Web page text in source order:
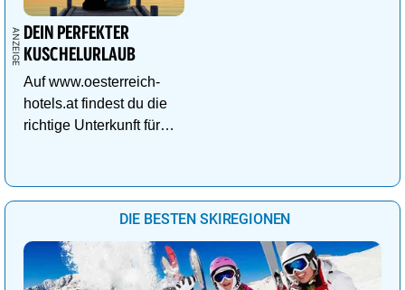
DEIN PERFEKTER
KUSCHELURLAUB
Auf www.oesterreich-
hotels.at findest du die
richtige Unterkunft für
DIE BESTEN SKIREGIONEN